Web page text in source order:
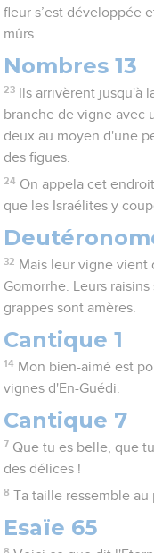
fleur s’est développée
mûrs.
Nombres 13
23
Ils arrivèrent jusqu'à
branche de vigne avec
deux au moyen d'une
des figues.
24 On appela cet
que les Israélites y
32 Mais leur vigne vient
Gomorrhe. Leurs
grappes sont amères.
Cantique 1
14 Mon bien-aimé est
vignes d'En-Guédi.
Cantique 7
7 Que tu es belle, que
des délices !
8 Ta taille ressemble au
Esaïe 65